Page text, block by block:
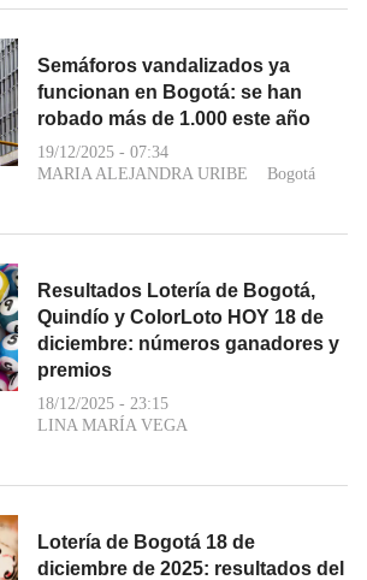
Semáforos vandalizados ya
funcionan en Bogotá: se han
robado más de 1.000 este año
19/12/2025 - 07:34
MARIA ALEJANDRA URIBE
Bogotá
Resultados Lotería de Bogotá,
Quindío y ColorLoto HOY 18 de
diciembre: números ganadores y
premios
18/12/2025 - 23:15
LINA MARÍA VEGA
Lotería de Bogotá 18 de
diciembre de 2025: resultados del